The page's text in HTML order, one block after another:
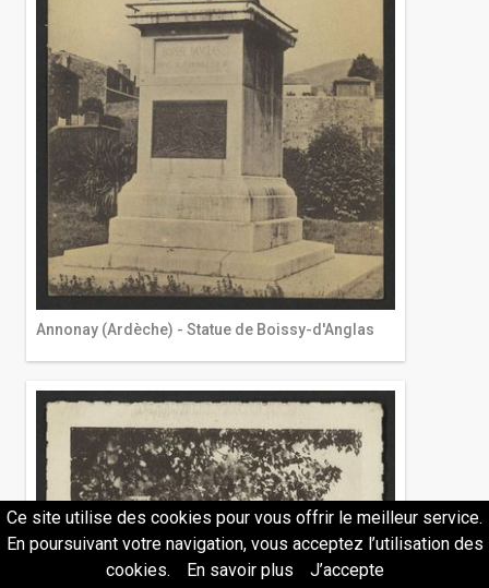
Annonay (Ardèche) - Statue de Boissy-d'Anglas
Ce site utilise des cookies pour vous offrir le meilleur service.
En poursuivant votre navigation, vous acceptez l’utilisation des
cookies.
En savoir plus J’accepte